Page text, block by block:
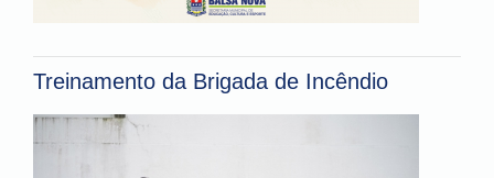
Treinamento da Brigada de Incêndio